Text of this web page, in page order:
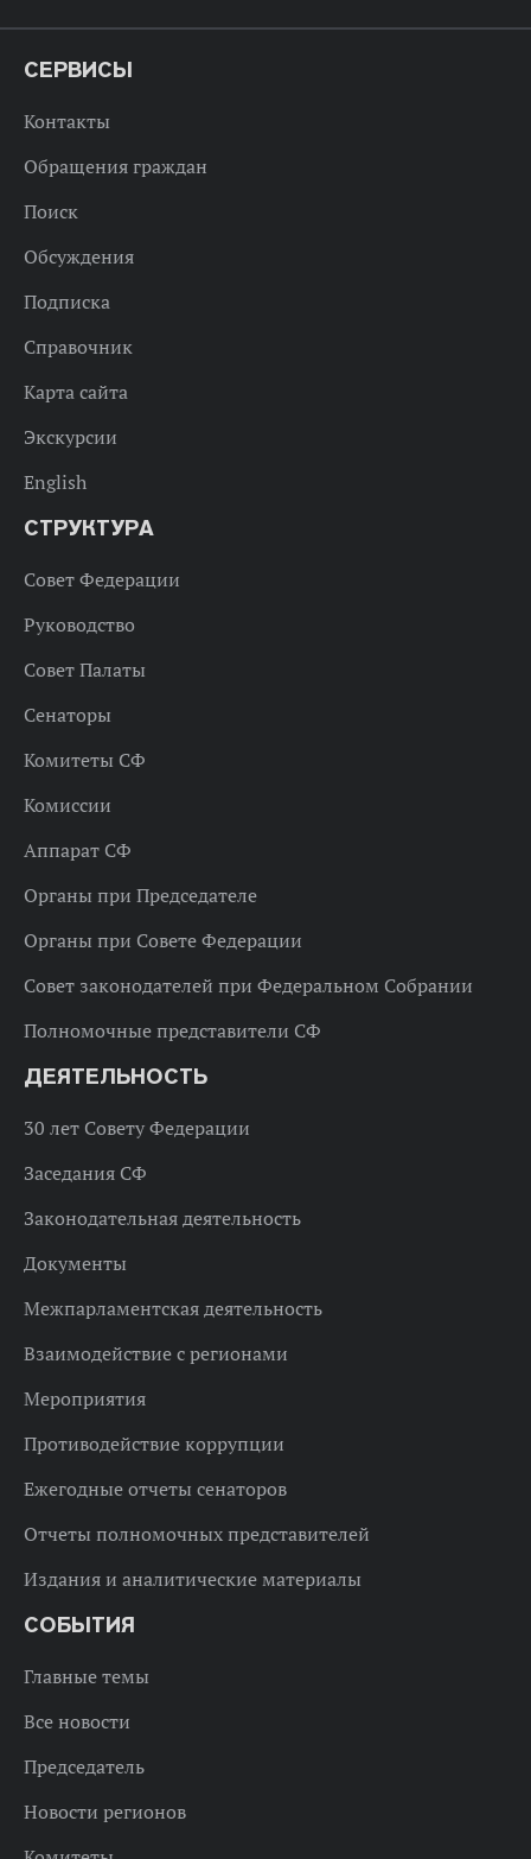
СЕРВИСЫ
Контакты
Обращения граждан
Поиск
Обсуждения
Подписка
Справочник
Карта сайта
Экскурсии
English
СТРУКТУРА
Совет Федерации
Руководство
Совет Палаты
Сенаторы
Комитеты СФ
Комиссии
Аппарат СФ
Органы при Председателе
Органы при Совете Федерации
Совет законодателей при Федеральном Собрании
Полномочные представители СФ
ДЕЯТЕЛЬНОСТЬ
30 лет Совету Федерации
Заседания СФ
Законодательная деятельность
Документы
Межпарламентская деятельность
Взаимодействие с регионами
Мероприятия
Противодействие коррупции
Ежегодные отчеты сенаторов
Отчеты полномочных представителей
Издания и аналитические материалы
СОБЫТИЯ
Главные темы
Все новости
Председатель
Новости регионов